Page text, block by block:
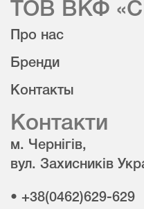
ТОВ ВКФ
Про нас
Бренди
Контакты
Контакти
м. Чернігів,
вул. Захисників
• +38(0462)629-629